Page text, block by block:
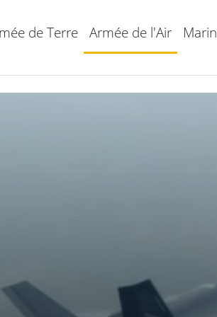
de Terre Armée de l'Air